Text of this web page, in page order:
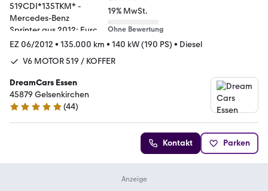
19% MwSt.
Ohne Bewertung
EZ 06/2012 • 135.000 km • 140 kW (190 PS) • Diesel
V6 MOTOR 519 / KOFFER
DreamCars Essen
45879 Gelsenkirchen
4.9 Sterne
(44)
Kontakt Parken